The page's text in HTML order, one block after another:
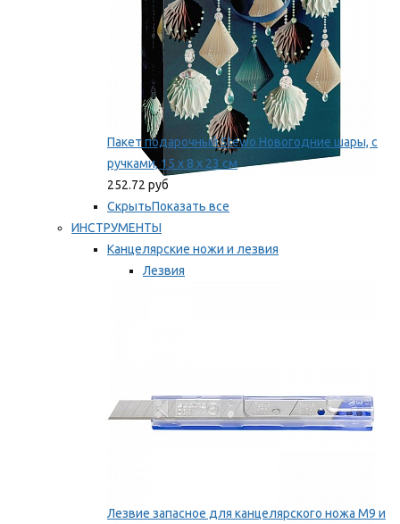
Пакет подарочный Stewo Новогодние шары, с
ручками, 15 х 8 х 23 см
252.72 руб
СкрытьПоказать все
ИНСТРУМЕНТЫ
Канцелярские ножи и лезвия
Лезвия
Лезвие запасное для канцелярского ножа M9 и